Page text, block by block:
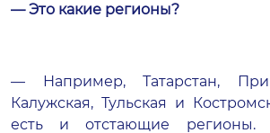
— Это какие регионы?
— Например, Татарстан,
Калужская, Тульская и
есть и отстающие регионы.